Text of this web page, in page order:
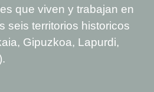
que viven y trabajan en
seis territorios historicos
Gipuzkoa, Lapurdi,